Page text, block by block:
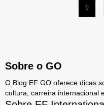
1
Sobre o GO
O Blog EF GO oferece dicas
cultura, carreira internacional